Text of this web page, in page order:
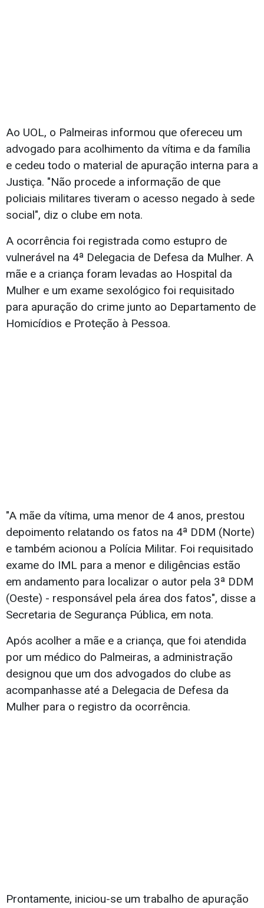
Ao UOL, o Palmeiras informou que ofereceu um
advogado para acolhimento da vítima e da família
e cedeu todo o material de apuração interna para a
Justiça. "Não procede a informação de que
policiais militares tiveram o acesso negado à sede
social", diz o clube em nota.
A ocorrência foi registrada como estupro de
vulnerável na 4ª Delegacia de Defesa da Mulher. A
mãe e a criança foram levadas ao Hospital da
Mulher e um exame sexológico foi requisitado
para apuração do crime junto ao Departamento de
Homicídios e Proteção à Pessoa.
"A mãe da vítima, uma menor de 4 anos, prestou
depoimento relatando os fatos na 4ª DDM (Norte)
e também acionou a Polícia Militar. Foi requisitado
exame do IML para a menor e diligências estão
em andamento para localizar o autor pela 3ª DDM
(Oeste) - responsável pela área dos fatos", disse a
Secretaria de Segurança Pública, em nota.
Após acolher a mãe e a criança, que foi atendida
por um médico do Palmeiras, a administração
designou que um dos advogados do clube as
acompanhasse até a Delegacia de Defesa da
Mulher para o registro da ocorrência.
Prontamente, iniciou-se um trabalho de apuração